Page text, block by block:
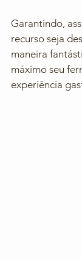
Garantindo,
recurso seja
maneira
máximo seu
experiência